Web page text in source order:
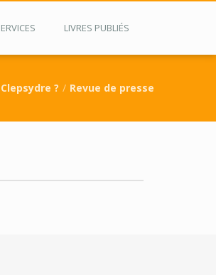
LIVRES PUBLIÉS
Clepsydre ? Revue de presse